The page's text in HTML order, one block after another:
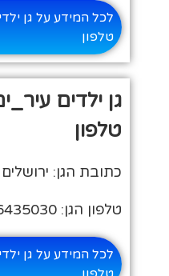
לכל המידע על גן
טלפון
גן ילדים
טלפון
כתובת הגן: ירושלים
טלפון הגן: 02-6435030
לכל המידע על גן